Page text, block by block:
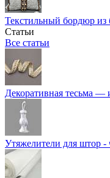
Текстильный бордюр из
Статьи
Все статьи
Декоративная тесьма
Утяжелители для штор -